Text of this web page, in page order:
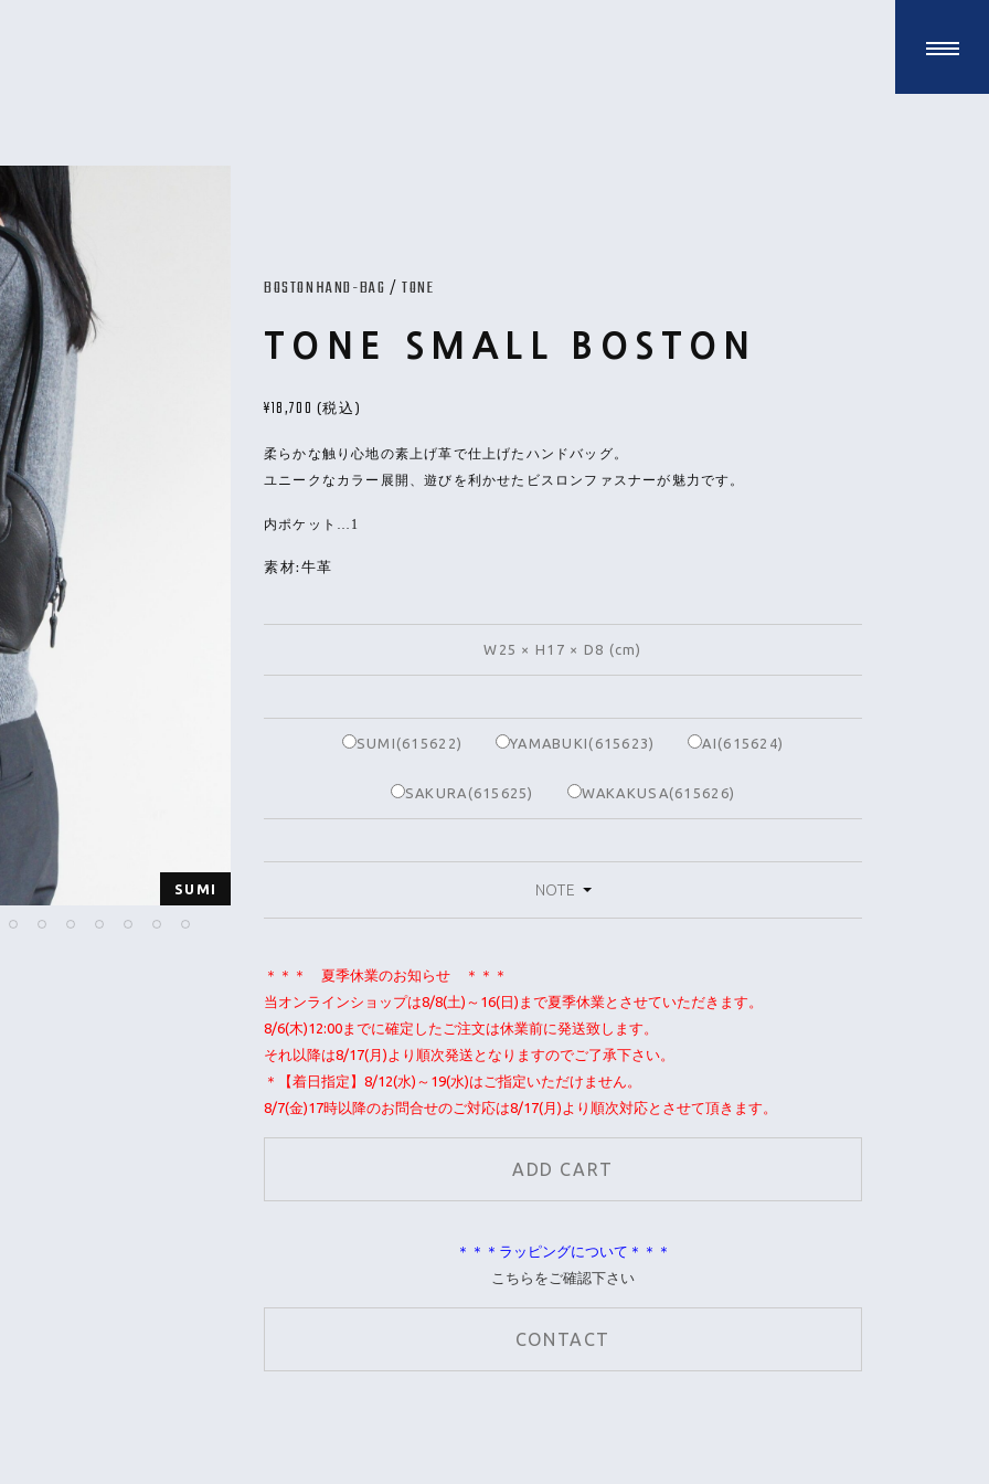
SUMI
BOSTONHAND-BAG /TONE
TONE SMALL BOSTON
¥18,700 (税込)
柔らかな触り心地の素上げ革で仕上げたハンドバッグ。
ユニークなカラー展開、遊びを利かせたビスロンファスナーが魅力です。
内ポケット…1
素材:牛革
W25 × H17 × D8 (cm)
SUMI(615622) YAMABUKI(615623) AI(615624)
SAKURA(615625) WAKAKUSA(615626)
NOTE
＊＊＊ 夏季休業のお知らせ ＊＊＊
当オンラインショップは8/8(土)～16(日)まで夏季休業とさせていただきます。
8/6(木)12:00までに確定したご注文は休業前に発送致します。
それ以降は8/17(月)より順次発送となりますのでご了承下さい。
＊【着日指定】8/12(水)～19(水)はご指定いただけません。
8/7(金)17時以降のお問合せのご対応は8/17(月)より順次対応とさせて頂きます。
＊＊＊ラッピングについて＊＊＊
こちらをご確認下さい
CONTACT